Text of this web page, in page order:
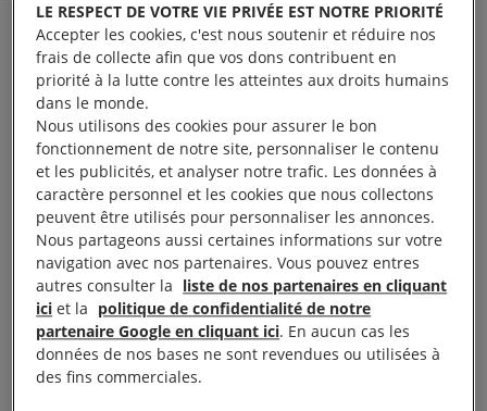
Quel est le lien historique entre le Rwanda et la
région congolaise du Kivu ?
Jason Stearns — La connexion entre le Kivu et le
Rwanda remonte à une période très lointaine. Le
royaume du Rwanda date du xvie siècle. Plus près
de nous, à l’époque coloniale, le Kivu était le lieu où
se réglaient les conflits du Rwanda. Pour «
soulager » la surpopulation rwandaise, les colons
belges ont déplacé entre 200 000 et 300
000 Rwandais hutu et tutsi vers le Kivu, entre les
années 1930 et 1950. La tension n’a cessé de
LE RESPECT DE VOTRE VIE PRIVÉE EST NOTRE PRIORITÉ
Accepter les cookies, c'est nous soutenir et réduire nos
frais de collecte afin que vos dons contribuent en
priorité à la lutte contre les atteintes aux droits humains
dans le monde.
Nous utilisons des cookies pour assurer le bon
fonctionnement de notre site, personnaliser le contenu
et les publicités, et analyser notre trafic. Les données à
caractère personnel et les cookies que nous collectons
peuvent être utilisés pour personnaliser les annonces.
Nous partageons aussi certaines informations sur votre
navigation avec nos partenaires. Vous pouvez entres
autres consulter la liste de nos partenaires en cliquant
ici et la politique de confidentialité de notre
partenaire Google en cliquant ici. En aucun cas les
données de nos bases ne sont revendues ou utilisées à
des fins commerciales.